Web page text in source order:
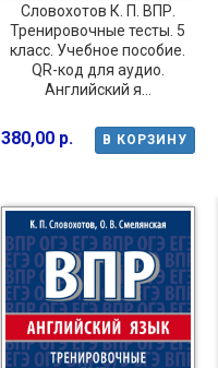
Словохотов К. П. ВПР.
Тренировочные тесты. 5
класс. Учебное пособие.
QR-код для аудио.
Английский я...
В КОРЗИНУ
380,00 р.